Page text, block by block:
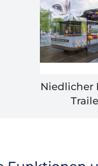
Niedlicher